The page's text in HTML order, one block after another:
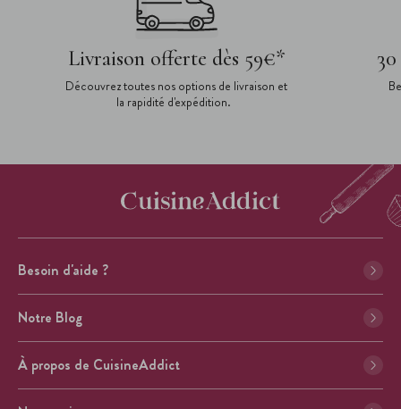
Livraison offerte dès 59€*
Découvrez toutes nos options de livraison et
la rapidité d'expédition.
Besoin d'aide ?
Notre Blog
À propos de CuisineAddict